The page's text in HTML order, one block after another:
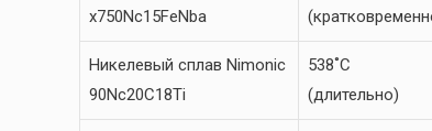
x750Nc15FeNba
Никелевый сплав Nimonic
90Nc20C18Ti
538˚C
(длительно)